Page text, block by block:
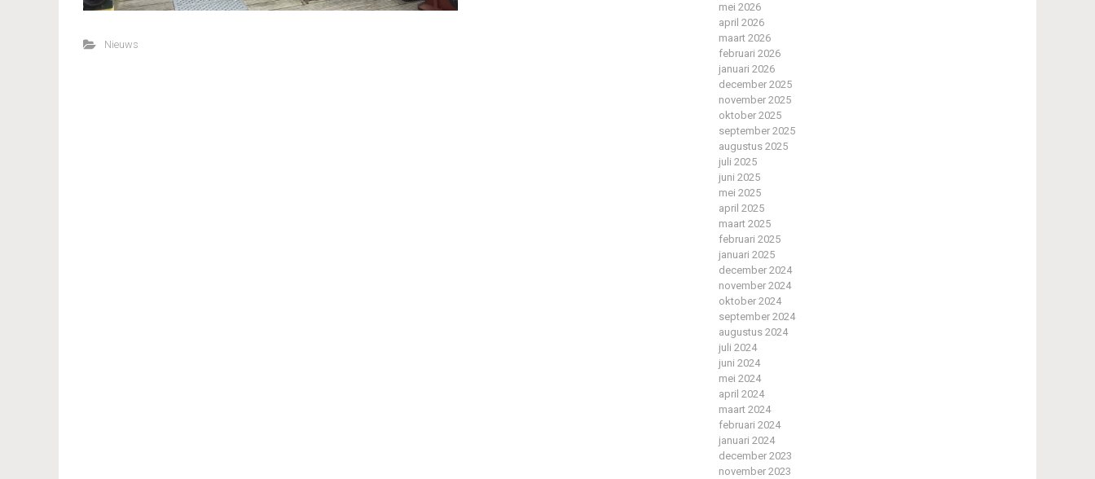
Nieuws
mei 2026
april 2026
maart 2026
februari 2026
januari 2026
december 2025
november 2025
oktober 2025
september 2025
augustus 2025
juli 2025
juni 2025
mei 2025
april 2025
maart 2025
februari 2025
januari 2025
december 2024
november 2024
oktober 2024
september 2024
augustus 2024
juli 2024
juni 2024
mei 2024
april 2024
maart 2024
februari 2024
januari 2024
december 2023
november 2023